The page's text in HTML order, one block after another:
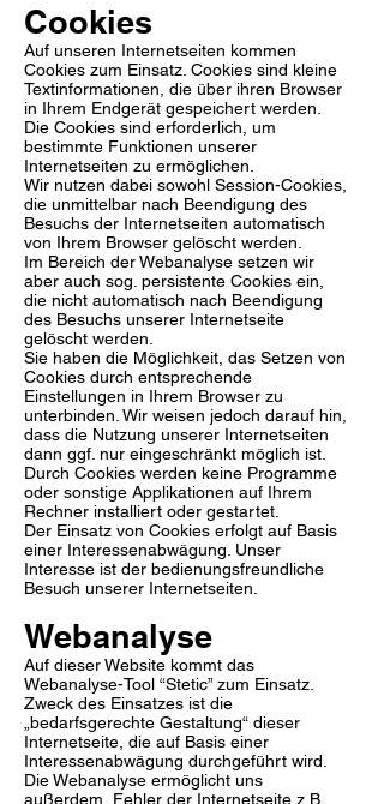
Cookies
Auf unseren Internetseiten kommen
Cookies zum Einsatz. Cookies sind kleine
Textinformationen, die über ihren Browser
in Ihrem Endgerät gespeichert werden.
Die Cookies sind erforderlich, um
bestimmte Funktionen unserer
Internetseiten zu ermöglichen.
Wir nutzen dabei sowohl Session-Cookies,
die unmittelbar nach Beendigung des
Besuchs der Internetseiten automatisch
von Ihrem Browser gelöscht werden.
Im Bereich der Webanalyse setzen wir
aber auch sog. persistente Cookies ein,
die nicht automatisch nach Beendigung
des Besuchs unserer Internetseite
gelöscht werden.
Sie haben die Möglichkeit, das Setzen von
Cookies durch entsprechende
Einstellungen in Ihrem Browser zu
unterbinden. Wir weisen jedoch darauf hin,
dass die Nutzung unserer Internetseiten
dann ggf. nur eingeschränkt möglich ist.
Durch Cookies werden keine Programme
oder sonstige Applikationen auf Ihrem
Rechner installiert oder gestartet.
Der Einsatz von Cookies erfolgt auf Basis
einer Interessenabwägung. Unser
Interesse ist der bedienungsfreundliche
Besuch unserer Internetseiten.
Webanalyse
Auf dieser Website kommt das
Webanalyse-Tool “Stetic” zum Einsatz.
Zweck des Einsatzes ist die
„bedarfsgerechte Gestaltung“ dieser
Internetseite, die auf Basis einer
Interessenabwägung durchgeführt wird.
Die Webanalyse ermöglicht uns
außerdem, Fehler der Internetseite z.B.